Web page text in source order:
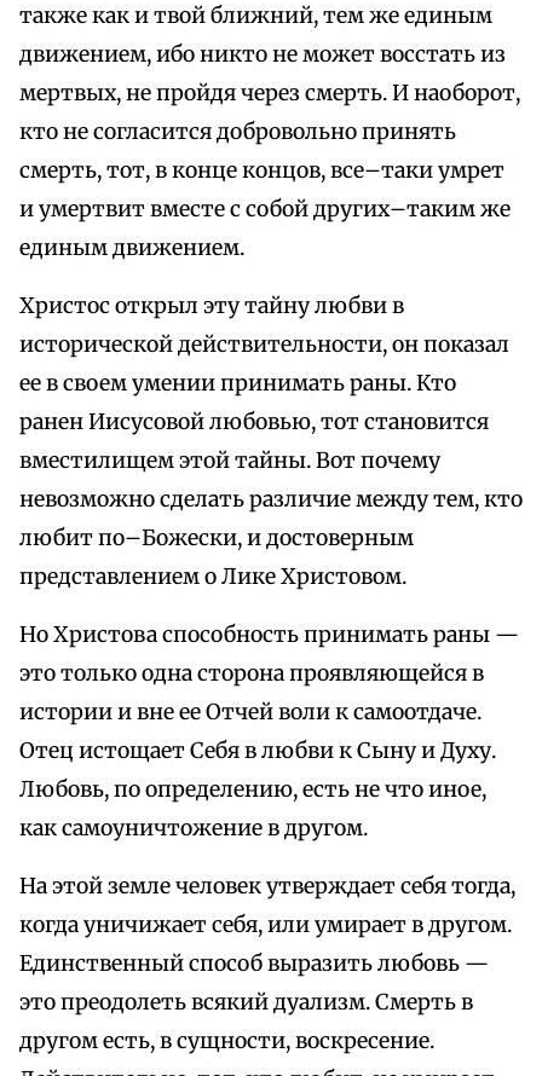
также как и твой ближний, тем же единым
движением, ибо никто не может восстать из
мертвых, не пройдя через смерть. И наоборот,
кто не согласится добровольно принять
смерть, тот, в конце концов, все–таки умрет
и умертвит вместе с собой других–таким же
единым движением.
Христос открыл эту тайну любви в
исторической действительности, он показал
ее в своем умении принимать раны. Кто
ранен Иисусовой любовью, тот становится
вместилищем этой тайны. Вот почему
невозможно сделать различие между тем, кто
любит по–Божески, и достоверным
представлением о Лике Христовом.
Но Христова способность принимать раны —
это только одна сторона проявляющейся в
истории и вне ее Отчей воли к самоотдаче.
Отец истощает Себя в любви к Сыну и Духу.
Любовь, по определению, есть не что иное,
как самоуничтожение в другом.
На этой земле человек утверждает себя тогда,
когда уничижает себя, или умирает в другом.
Единственный способ выразить любовь —
это преодолеть всякий дуализм. Смерть в
другом есть, в сущности, воскресение.